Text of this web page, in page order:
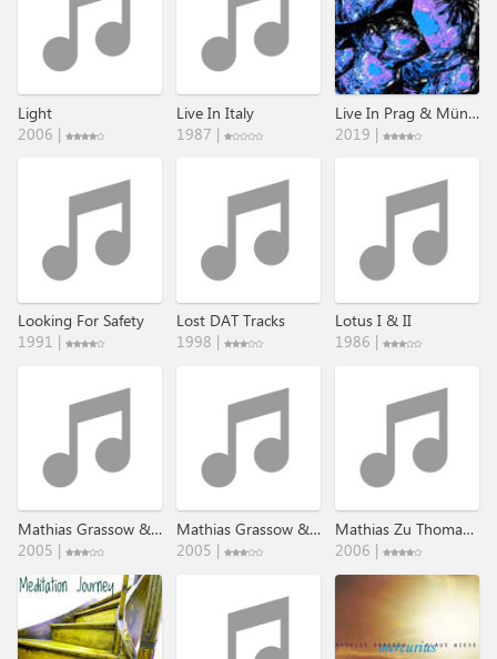
Light
2006 |
Live In Italy
1987 |
Live In Prag & Münster
2019 |
Looking For Safety
1991 |
Lost DAT Tracks
1998 |
Lotus I & II
1986 |
Mathias Grassow & Aliennature
2005 |
Mathias Grassow & Aliennature II
2005 |
Mathias Zu Thomas Basics I-VI
2006 |